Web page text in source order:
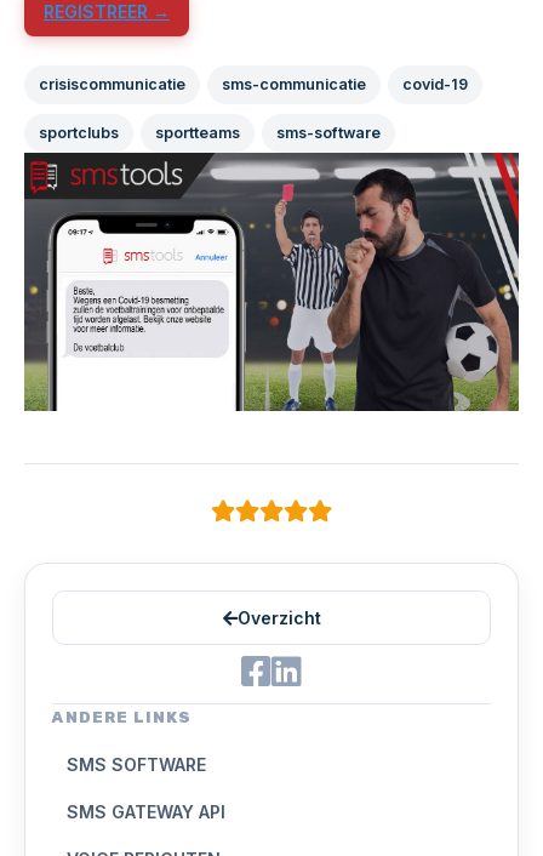
REGISTREER →
crisiscommunicatie sms-communicatie covid-19
sportclubs sportteams sms-software
Overzicht
ANDERE LINKS
SMS SOFTWARE
SMS GATEWAY API